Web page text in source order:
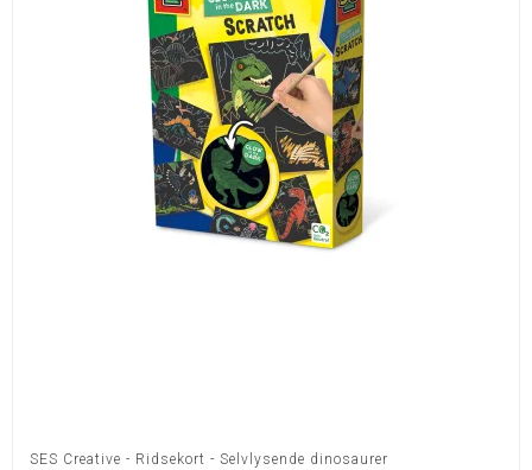
SES Creative - Ridsekort - Selvlysende dinosaurer